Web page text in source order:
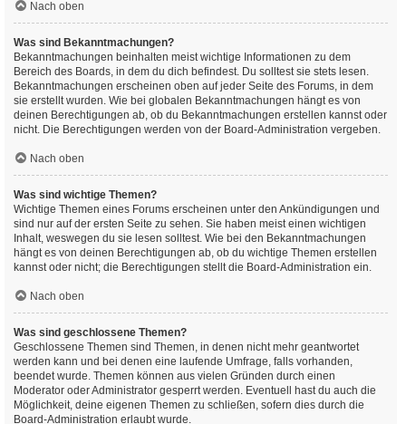
Nach oben
Was sind Bekanntmachungen?
Bekanntmachungen beinhalten meist wichtige Informationen zu dem
Bereich des Boards, in dem du dich befindest. Du solltest sie stets lesen.
Bekanntmachungen erscheinen oben auf jeder Seite des Forums, in dem
sie erstellt wurden. Wie bei globalen Bekanntmachungen hängt es von
deinen Berechtigungen ab, ob du Bekanntmachungen erstellen kannst oder
nicht. Die Berechtigungen werden von der Board-Administration vergeben.
Nach oben
Was sind wichtige Themen?
Wichtige Themen eines Forums erscheinen unter den Ankündigungen und
sind nur auf der ersten Seite zu sehen. Sie haben meist einen wichtigen
Inhalt, weswegen du sie lesen solltest. Wie bei den Bekanntmachungen
hängt es von deinen Berechtigungen ab, ob du wichtige Themen erstellen
kannst oder nicht; die Berechtigungen stellt die Board-Administration ein.
Nach oben
Was sind geschlossene Themen?
Geschlossene Themen sind Themen, in denen nicht mehr geantwortet
werden kann und bei denen eine laufende Umfrage, falls vorhanden,
beendet wurde. Themen können aus vielen Gründen durch einen
Moderator oder Administrator gesperrt werden. Eventuell hast du auch die
Möglichkeit, deine eigenen Themen zu schließen, sofern dies durch die
Board-Administration erlaubt wurde.